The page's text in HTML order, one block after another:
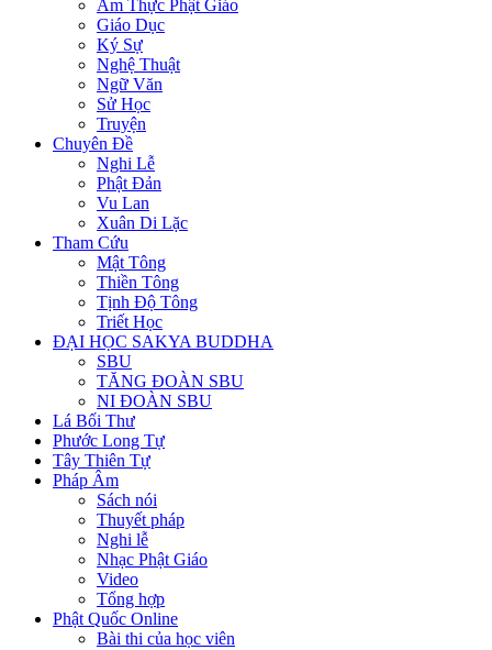
Ẩm Thực Phật Giáo
Giáo Dục
Ký Sự
Nghệ Thuật
Ngữ Văn
Sử Học
Truyện
Chuyên Đề
Nghi Lễ
Phật Đản
Vu Lan
Xuân Di Lặc
Tham Cứu
Mật Tông
Thiền Tông
Tịnh Độ Tông
Triết Học
ĐẠI HỌC SAKYA BUDDHA
SBU
TĂNG ĐOÀN SBU
NI ĐOÀN SBU
Lá Bối Thư
Phước Long Tự
Tây Thiên Tự
Pháp Âm
Sách nói
Thuyết pháp
Nghi lễ
Nhạc Phật Giáo
Video
Tổng hợp
Phật Quốc Online
Bài thi của học viên